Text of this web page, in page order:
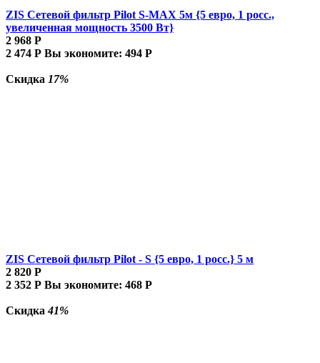
ZIS Сетевой фильтр Pilot S-MAX 5м {5 евро, 1 росс.,
увеличенная мощность 3500 Вт}
2 968 Р
2 474 Р Вы экономите: 494 Р
Скидка 17%
ZIS Сетевой фильтр Pilot - S {5 евро, 1 росс.} 5 м
2 820 Р
2 352 Р Вы экономите: 468 Р
Скидка41%